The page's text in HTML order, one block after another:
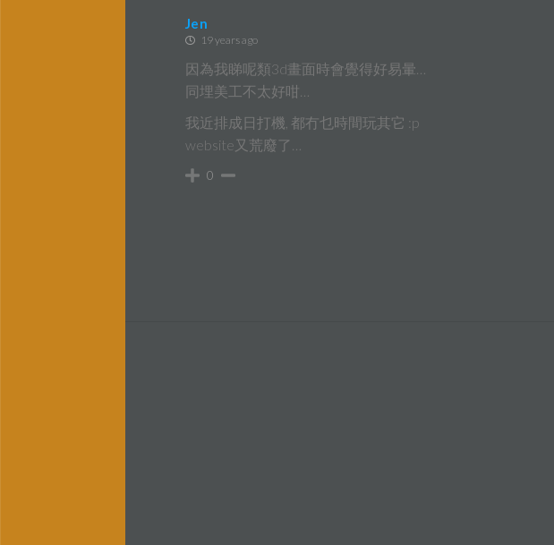
Jen
19 years ago
因為我睇呢類3d畫面時會覺得好易暈…
同埋美工不太好咁…
我近排成日打機, 都冇乜時間玩其它 :p
website又荒廢了…
0